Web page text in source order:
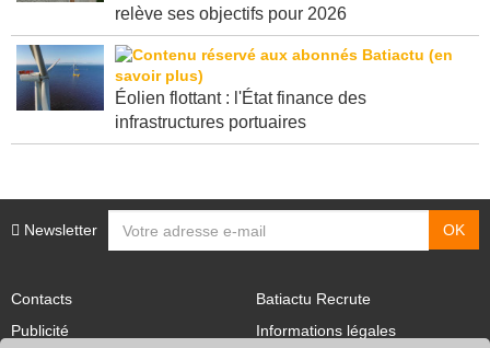
relève ses objectifs pour 2026
Éolien flottant : l'État finance des
infrastructures portuaires
Newsletter
Contacts
Publicité
Batiactu Recrute
Informations légales